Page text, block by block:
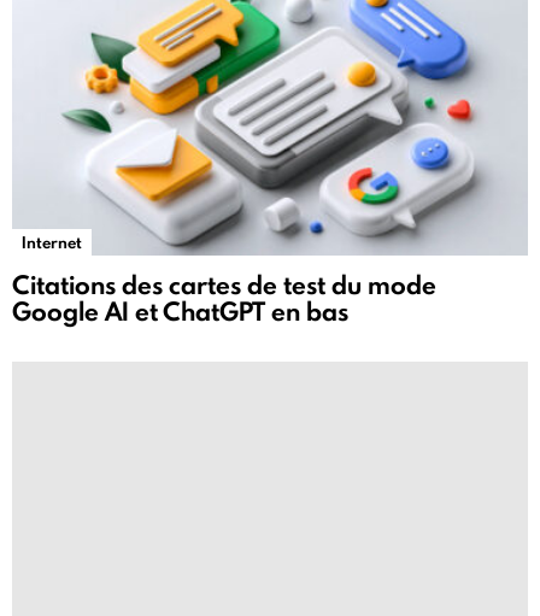
Internet
Citations des cartes de test du mode
Google AI et ChatGPT en bas